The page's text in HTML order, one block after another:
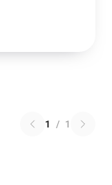
1 / 1